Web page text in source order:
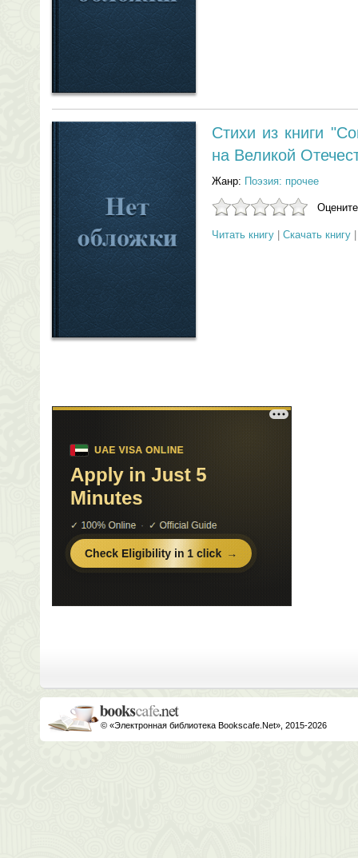
Стихи из книги
на Великой
Жанр: Поэзия: прочее
Читать книгу Скачать книгу
© «Электронная библиотека Bookscafe.Net», 2015-2026